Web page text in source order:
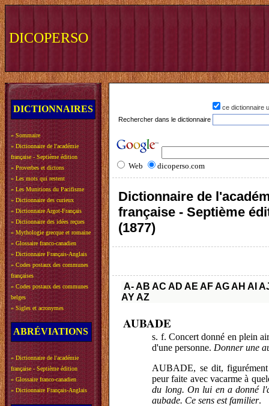
DICOPERSO
DICTIONNAIRES
» Sommaire
» Dictionnaire de l'académie
française - Septième édition
» Proverbes et dictons
» Les mots qui restent
» Les Munitions du Pacifisme
» Dictionnaire des curieux
» Dictionnaire Argot-Français
» Dictionnaire des idées reçues
» Mythologie grecque et romaine
» Glossaire franco-canadien
» Dictionnaire Français-Anglais
» Codes postaux des communes
françaises
» Codes postaux des communes
belges
» Sigles et acronymes
ABRÉVIATIONS
» Dictionnaire de l'académie
française - Septième édition
» Glossaire franco-canadien
» Dictionnaire Français-Anglais
ce dictionnaire
Rechercher dans le dictionnaire
Web dicoperso.com
Dictionnaire de
française - Septième
(1877)
A-AB AC AD AE AFAGAH AI
AYAZ
AUBADE
s. f. Concert donné en plein
d'une personne. Donner une
AUBADE, se dit,
peur faite avec vacarme à
du long. On lui en a donné
aubade. Ce sens est familier.